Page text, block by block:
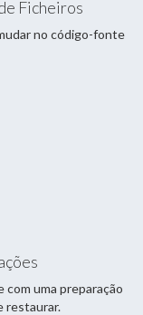
Ficheiros
no código-fonte
uma preparação
restaurar.